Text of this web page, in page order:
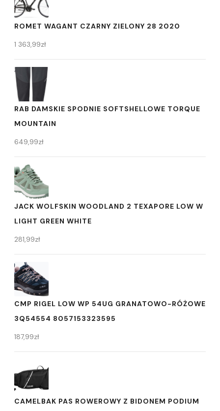
ROMET WAGANT CZARNY ZIELONY 28 2020
1 363,99zł
RAB DAMSKIE SPODNIE SOFTSHELLOWE TORQUE
MOUNTAIN
649,99zł
JACK WOLFSKIN WOODLAND 2 TEXAPORE LOW W
LIGHT GREEN WHITE
281,99zł
CMP RIGEL LOW WP 54UG GRANATOWO-RÓŻOWE
3Q54554 8057153323595
187,99zł
CAMELBAK PAS ROWEROWY Z BIDONEM PODIUM